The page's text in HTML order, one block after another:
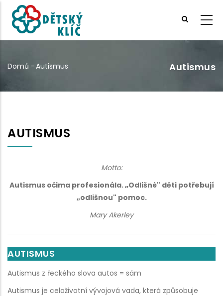
Přejít
hlavnímu
obsahu
Autismus
navigace
Domů -Autismus
AUTISMUS
Motto:
Autismus očima profesionála. „Odlišné" děti potřebují
„odlišnou" pomoc.
Mary Akerley
AUTISMUS
Autismus z řeckého slova autos = sám
Autismus je celoživotní vývojová vada, která způsobuje